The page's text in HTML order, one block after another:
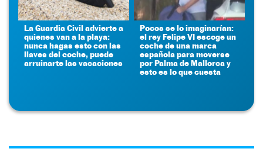
La Guardia Civil advierte a
quienes van a la playa:
nunca hagas esto con las
llaves del coche, puede
arruinarte las vacaciones
Pocos se lo imaginarían:
el rey Felipe VI escoge un
coche de una marca
española para moverse
por Palma de Mallorca y
esto es lo que cuesta